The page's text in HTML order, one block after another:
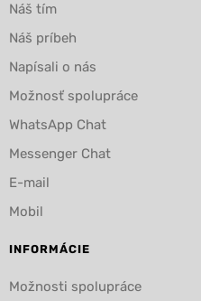
Náš tím
Náš príbeh
Napísali o nás
Možnosť spolupráce
WhatsApp Chat
Messenger Chat
E-mail
Mobil
INFORMÁCIE
Možnosti spolupráce